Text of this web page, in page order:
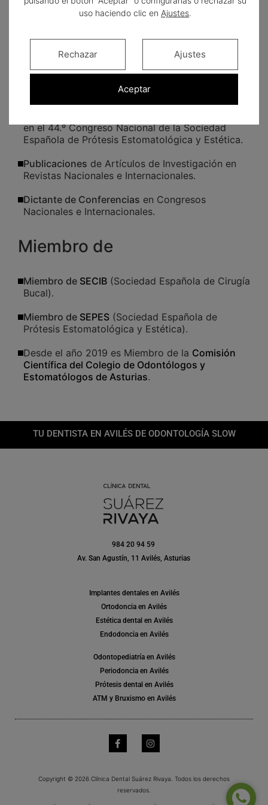
en el Centro "Instituto Europeo de
2006–2017.
Adjunto al Servicio de EstomatologíadelHospital
en el 44.º Congreso Nacional de la Sociedad
Española de Prótesis Estomatológica y Estética.
Publicaciones de Artículos de Investigación en
Revistas Nacionales e Internacionales.
Dictante de Conferencias en Congresos
Nacionales e Internacionales.
Miembro de
Miembro de SECIB (Sociedad Española de Cirugía
Bucal).
Miembro de SEPES (Sociedad Española de
Prótesis Estomatológica y Estética).
Desde el año 2019 es Miembro de la Comisión
Científica del Colegio de Odontólogos y
Estomatólogos de Asturias.
TU DENTISTA EN AVILÉS DE ODONTOLOGÍA SLOW
984 20 94 59
Av. San Agustín, 11 Avilés, Asturias
Implantes dentales en Avilés
Ortodoncia en Avilés
Estética dental en Avilés
Endodoncia en Avilés
Odontopediatría en Avilés
Periodoncia en Avilés
Prótesis dental en Avilés
ATM y Bruxismo en Avilés
Copyright © 2026 Clínica Dental Suárez Rivaya. Todos los derechos
reservados.
uso haciendo clic en Ajustes.
Aceptar
Rechazar Ajustes